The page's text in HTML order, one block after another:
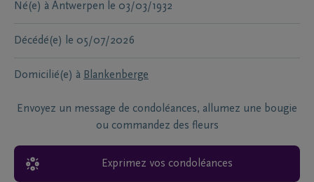
Né(e) à Antwerpen le 03/03/1932
Décédé(e) le 05/07/2026
Domicilié(e) à Blankenberge
Envoyez un message de condoléances, allumez une bougie
ou commandez des fleurs
Exprimez vos condoléances